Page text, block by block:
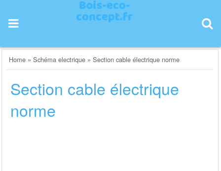
content
Home »Schéma electrique »Section cable électrique norme
Section cable électrique
norme